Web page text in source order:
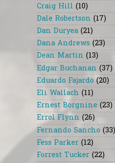
Craig Hill (10)
Dale Robertson (17)
Dan Duryea (21)
Dana Andrews (23)
Dean Martin (13)
Edgar Buchanan (37)
Eduardo Fajardo (20)
Eli Wallach (11)
Ernest Borgnine (23)
Errol Flynn (26)
Fernando Sancho (33)
Fess Parker (12)
Forrest Tucker (22)